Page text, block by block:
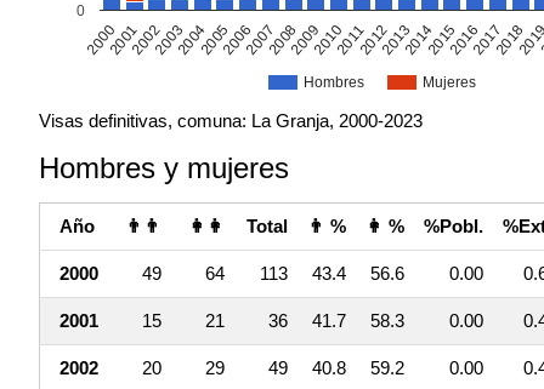
Hombres Mujeres
2000200120022003200420052006200720082009201020112012201320142015201620172018
0
Visas definitivas, comuna: La Granja, 2000-2023
Hombres y mujeres
Año 👨👨 👩👩 Total 👨 % 👩 % %Pobl.
2000 49 64 113 43.4 56.6 0.00
2001 15 21 36 41.7 58.3 0.00
2002 20 29 49 40.8 59.2 0.00